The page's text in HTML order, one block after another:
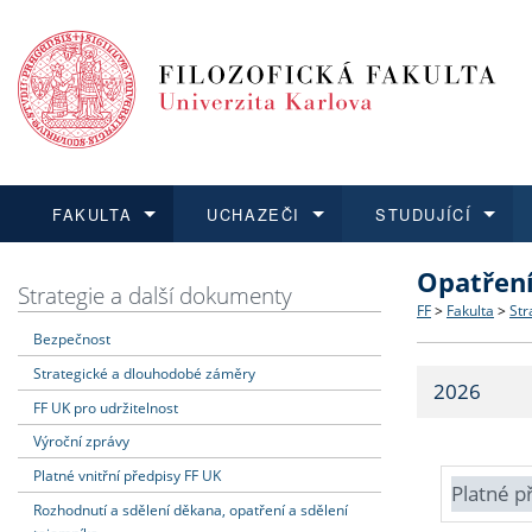
FAKULTA
Dozvědět se více
Struktura
Strategie
Fakultní
UCHAZEČI
Podat přihlášku
Co
Učitelské
STUDUJÍCÍ
Dozvědět se více
Dozvědět se více
O vědě a
Dozvědět se více
Aktuální
Strategie a další dokumenty
Bezpečnost
Strategické a dlouhodobé záměry
FF UK pro udržitelnost
Výroční zprávy
Platné vnitřní předpisy FF UK
Rozhodnutí a sdělení děkana, opatření a sdělení
FF > Fakulta >
2026
Platné